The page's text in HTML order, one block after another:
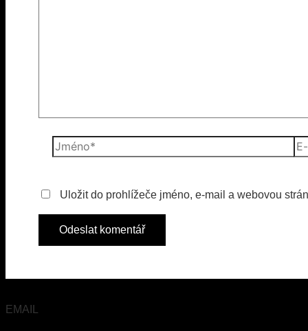
Jméno*
E-
Uložit do prohlížeče jméno, e-mail a webovou
EMAIL